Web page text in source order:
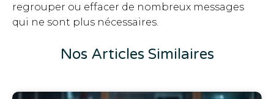
regrouper ou effacer de nombreux messages
qui ne sont plus nécessaires.
Nos Articles Similaires